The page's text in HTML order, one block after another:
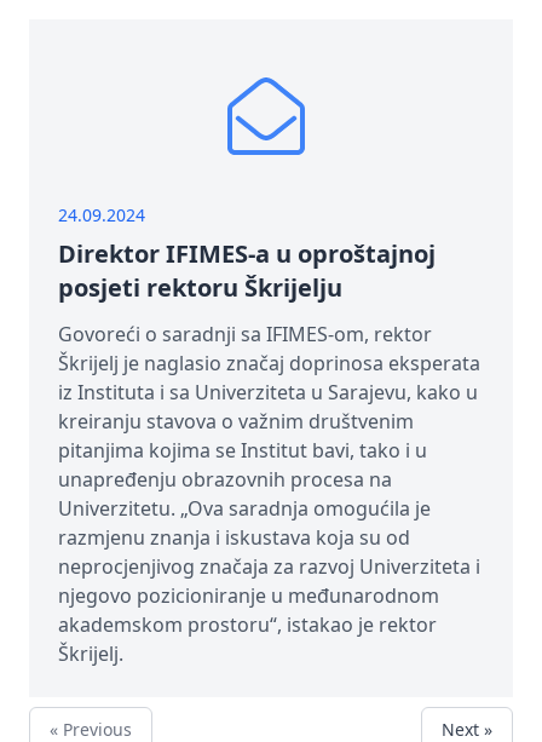
24.09.2024
Direktor IFIMES-a u oproštajnoj
posjeti rektoru Škrijelju
Govoreći o saradnji sa IFIMES-om, rektor
Škrijelj je naglasio značaj doprinosa eksperata
iz Instituta i sa Univerziteta u Sarajevu, kako u
kreiranju stavova o važnim društvenim
pitanjima kojima se Institut bavi, tako i u
unapređenju obrazovnih procesa na
Univerzitetu. „Ova saradnja omogućila je
razmjenu znanja i iskustava koja su od
neprocjenjivog značaja za razvoj Univerziteta i
njegovo pozicioniranje u međunarodnom
akademskom prostoru“, istakao je rektor
Škrijelj.
« Previous Next »